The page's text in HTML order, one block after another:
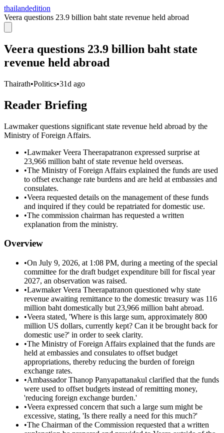
thailandedition
Veera questions 23.9 billion baht state revenue held abroad
Veera questions 23.9 billion baht state
revenue held abroad
Thairath•Politics•31d ago
Reader Briefing
Lawmaker questions significant state revenue held abroad by the
Ministry of Foreign Affairs.
•Lawmaker Veera Theerapatranon expressed surprise at
23,966 million baht of state revenue held overseas.
•The Ministry of Foreign Affairs explained the funds are used
to offset exchange rate burdens and are held at embassies and
consulates.
•Veera requested details on the management of these funds
and inquired if they could be repatriated for domestic use.
•The commission chairman has requested a written
explanation from the ministry.
Overview
•On July 9, 2026, at 1:08 PM, during a meeting of the special
committee for the draft budget expenditure bill for fiscal year
2027, an observation was raised.
•Lawmaker Veera Theerapatranon questioned why state
revenue awaiting remittance to the domestic treasury was 116
million baht domestically but 23,966 million baht abroad.
•Veera stated, 'Where is this large sum, approximately 800
million US dollars, currently kept? Can it be brought back for
domestic use?' in order to seek clarity.
•The Ministry of Foreign Affairs explained that the funds are
held at embassies and consulates to offset budget
appropriations, thereby reducing the burden of foreign
exchange rates.
•Ambassador Thanop Panyapattanakul clarified that the funds
were used to offset budgets instead of remitting money,
'reducing foreign exchange burden.'
•Veera expressed concern that such a large sum might be
excessive, stating, 'Is there really a need for this much?'
•The Chairman of the Commission requested that a written